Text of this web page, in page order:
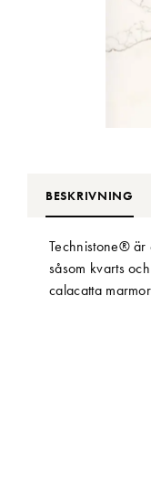
BESKRIVNING
Technistone® är
såsom kvarts
calacatta